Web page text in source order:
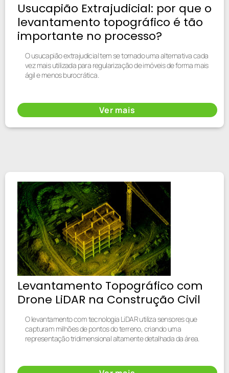
Usucapião Extrajudicial: por que o
levantamento topográfico é tão
importante no processo?
O usucapião extrajudicial tem se tornado uma alternativa cada
vez mais utilizada para regularização de imóveis de forma mais
ágil e menos burocrática.
Ver mais
Levantamento Topográfico com
Drone LiDAR na Construção Civil
O levantamento com tecnologia LiDAR utiliza sensores que
capturam milhões de pontos do terreno, criando uma
representação tridimensional altamente detalhada da área.